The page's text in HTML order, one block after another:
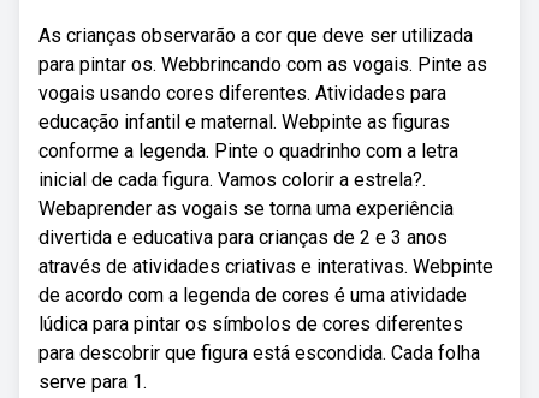
As crianças observarão a cor que deve ser utilizada
para pintar os. Webbrincando com as vogais. Pinte as
vogais usando cores diferentes. Atividades para
educação infantil e maternal. Webpinte as figuras
conforme a legenda. Pinte o quadrinho com a letra
inicial de cada figura. Vamos colorir a estrela?.
Webaprender as vogais se torna uma experiência
divertida e educativa para crianças de 2 e 3 anos
através de atividades criativas e interativas. Webpinte
de acordo com a legenda de cores é uma atividade
lúdica para pintar os símbolos de cores diferentes
para descobrir que figura está escondida. Cada folha
serve para 1.